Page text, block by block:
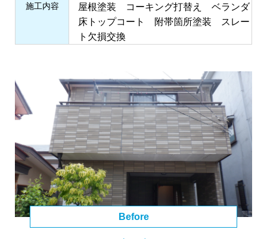
施⼯内容
屋根塗装 コーキング打替え ベランダ
床トップコート 附帯箇所塗装 スレー
ト欠損交換
Before